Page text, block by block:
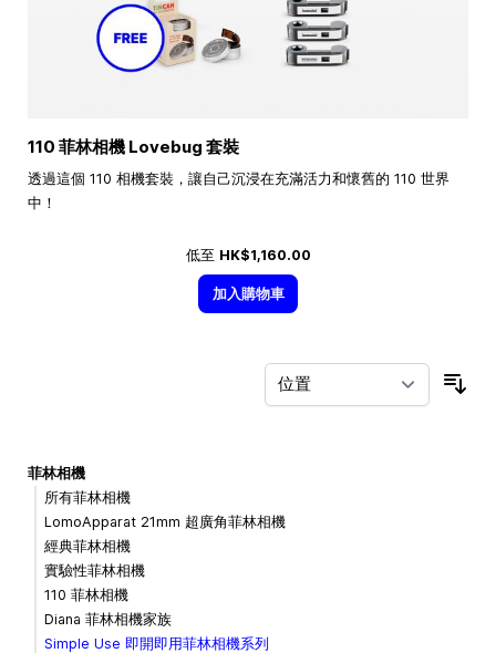
110 菲林相機 Lovebug 套裝
透過這個 110 相機套裝，讓自己沉浸在充滿活力和懷舊的 110 世界
中！
低至 HK$1,160.00
加入購物車
菲林相機
所有菲林相機
LomoApparat 21mm 超廣角菲林相機
經典菲林相機
實驗性菲林相機
110 菲林相機
Diana 菲林相機家族
Simple Use 即開即用菲林相機系列